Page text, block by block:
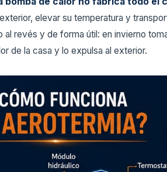
elevar su temperatura y
revés y de forma útil: en invierno
de la casa y lo expulsa al exterior.